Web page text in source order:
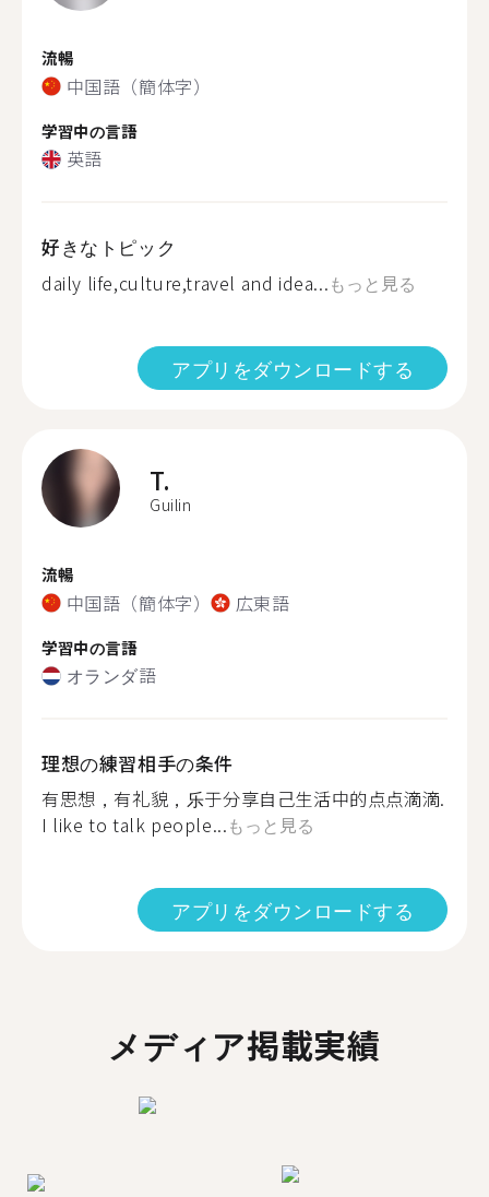
流暢
中国語（簡体字）
学習中の言語
英語
好きなトピック
daily life,culture,travel and idea...もっと見る
アプリをダウンロードする
T.
Guilin
流暢
中国語（簡体字） 広東語
学習中の言語
オランダ語
理想の練習相手の条件
有思想，有礼貌，乐于分享自己生活中的点点滴滴.
I like to talk people...もっと見る
アプリをダウンロードする
メディア掲載実績